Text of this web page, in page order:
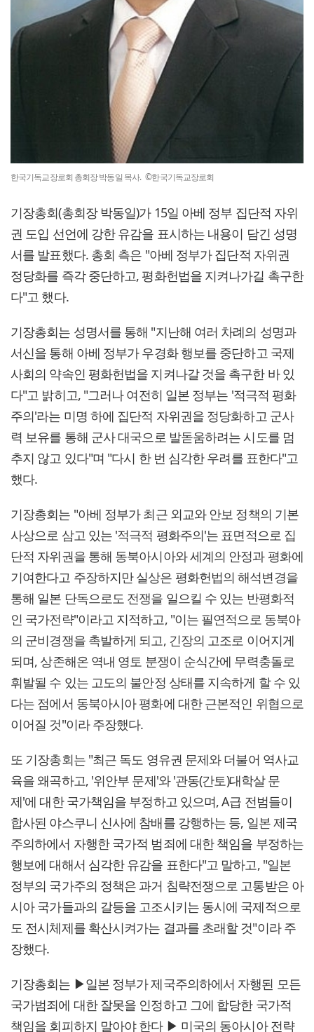
한국기독교장로회 총회장 박동일 목사. ©한국기독교장로회
기장총회(총회장 박동일)가 15일 아베 정부 집단적 자위
권 도입 선언에 강한 유감을 표시하는 내용이 담긴 성명
서를 발표했다. 총회 측은 "아베 정부가 집단적 자위권
정당화를 즉각 중단하고, 평화헌법을 지켜나가길 촉구한
다"고 했다.
기장총회는 성명서를 통해 "지난해 여러 차례의 성명과
서신을 통해 아베 정부가 우경화 행보를 중단하고 국제
사회의 약속인 평화헌법을 지켜나갈 것을 촉구한 바 있
다"고 밝히고, "그러나 여전히 일본 정부는 '적극적 평화
주의'라는 미명 하에 집단적 자위권을 정당화하고 군사
력 보유를 통해 군사 대국으로 발돋움하려는 시도를 멈
추지 않고 있다"며 "다시 한 번 심각한 우려를 표한다"고
했다.
기장총회는 "아베 정부가 최근 외교와 안보 정책의 기본
사상으로 삼고 있는 '적극적 평화주의'는 표면적으로 집
단적 자위권을 통해 동북아시아와 세계의 안정과 평화에
기여한다고 주장하지만 실상은 평화헌법의 해석변경을
통해 일본 단독으로도 전쟁을 일으킬 수 있는 반평화적
인 국가전략"이라고 지적하고, "이는 필연적으로 동북아
의 군비경쟁을 촉발하게 되고, 긴장의 고조로 이어지게
되며, 상존해온 역내 영토 분쟁이 순식간에 무력충돌로
휘발될 수 있는 고도의 불안정 상태를 지속하게 할 수 있
다는 점에서 동북아시아 평화에 대한 근본적인 위협으로
이어질 것"이라 주장했다.
또 기장총회는 "최근 독도 영유권 문제와 더불어 역사교
육을 왜곡하고, '위안부 문제'와 '관동(간토)대학살 문
제'에 대한 국가책임을 부정하고 있으며, A급 전범들이
합사된 야스쿠니 신사에 참배를 강행하는 등, 일본 제국
주의하에서 자행한 국가적 범죄에 대한 책임을 부정하는
행보에 대해서 심각한 유감을 표한다"고 말하고, "일본
정부의 국가주의 정책은 과거 침략전쟁으로 고통받은 아
시아 국가들과의 갈등을 고조시키는 동시에 국제적으로
도 전시체제를 확산시켜가는 결과를 초래할 것"이라 주
장했다.
기장총회는 ▶일본 정부가 제국주의하에서 자행된 모든
국가범죄에 대한 잘못을 인정하고 그에 합당한 국가적
책임을 회피하지 말아야 한다 ▶ 미국의 동아시아 전략